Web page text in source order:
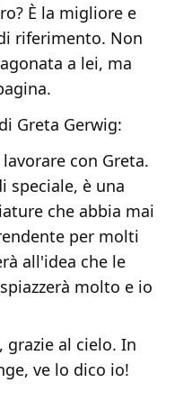
È la migliore e
riferimento. Non
a lei, ma
di Greta Gerwig:
con Greta.
speciale, è una
che abbia mai
per molti
all'idea che le
molto e io
grazie al cielo. In
ve lo dico io!